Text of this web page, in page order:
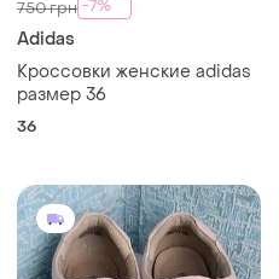
750 грн -7%
Adidas
Кроссовки женские adidas
размер 36
36